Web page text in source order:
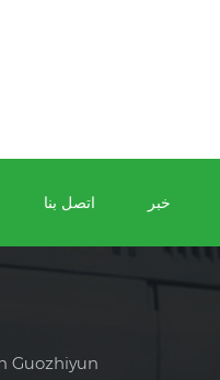
اتصل بنا خبر